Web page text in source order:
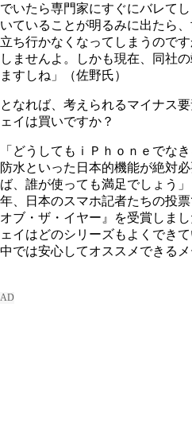
でいたら専門家にすぐにバレて
いていることが明るみに出たら
立ち行かなくなってしまうので
しませんよ。しかも現在、同社
ますしね」（佐野氏）
となれば、考えられるマイナス
ェイは買いですか？
「どうしてもｉＰｈｏｎｅでな
防水といった日本的機能が絶対
ば、誰が使っても満足でしょう
年、日本のスマホ記者たちの投
オブ・ザ・イヤー』を受賞しま
ェイはどのシリーズもよくでき
中では安心してオススメできるメ